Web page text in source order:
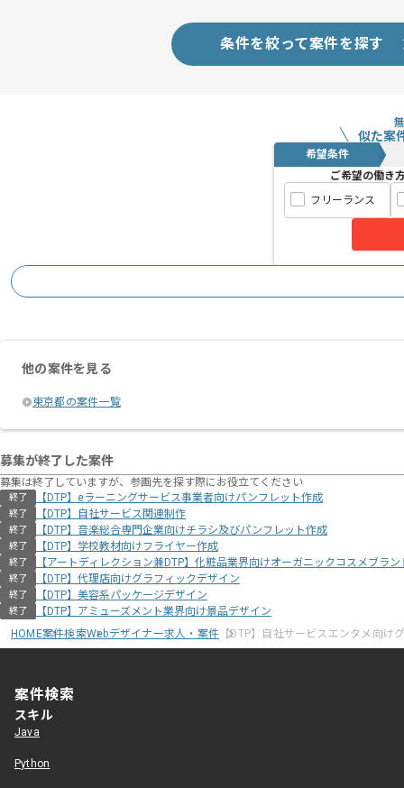
ファンの反応を感じながら、コンテン
条件を絞って案件を探す
似た案
希望条件
ご希望の働き
フリーランス
他の案件を見る
東京都の案件一覧
募集が終了した案件
募集は終了していますが、参画先を探す際にお役立てください
終了 【DTP】eラーニングサービス事業者向けパンフレット作成
終了 【DTP】自社サービス関連制作
終了 【DTP】音楽総合専門企業向けチラシ及びパンフレット作成
終了 【DTP】学校教材向けフライヤー作成
終了 【アートディレクション兼DTP】化粧品業界向けオーガニックコスメブラ
終了 【DTP】代理店向けグラフィックデザイン
終了 【DTP】美容系パッケージデザイン
終了
【DTP】アミューズメント業界向け景品デザイン
HOME案件検索Webデザイナー求人・案件 【DTP】自社サービスエンタメ向け
案件検索
スキル
Java
Python